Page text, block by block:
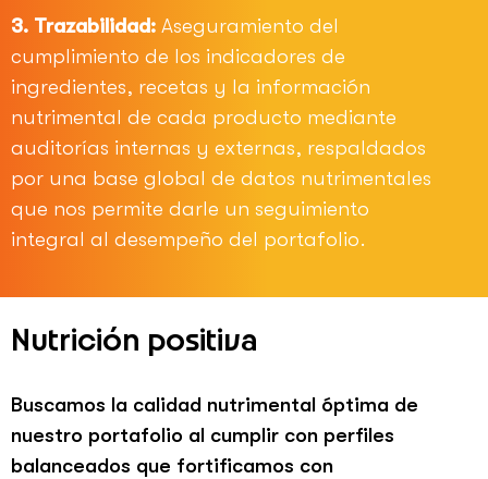
3. Trazabilidad: Aseguramiento del
cumplimiento de los indicadores de
ingredientes, recetas y la información
nutrimental de cada producto mediante
auditorías internas y externas, respaldados
por una base global de datos nutrimentales
que nos permite darle un seguimiento
integral al desempeño del portafolio.
Nutrición positiva
Buscamos la calidad nutrimental óptima de
nuestro portafolio al cumplir con perfiles
balanceados que fortificamos con